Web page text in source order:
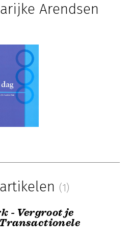
Arendsen
(1)
- Vergroot je